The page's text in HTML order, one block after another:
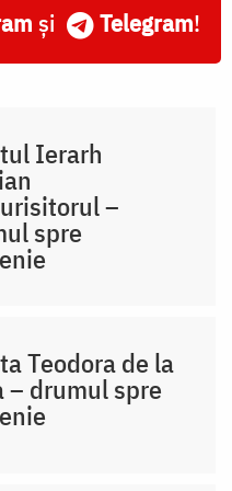
și Telegram!
Ierarh
–
spre
Teodora de la
– drumul spre